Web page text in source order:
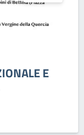
E
FORZE ARMATE.}